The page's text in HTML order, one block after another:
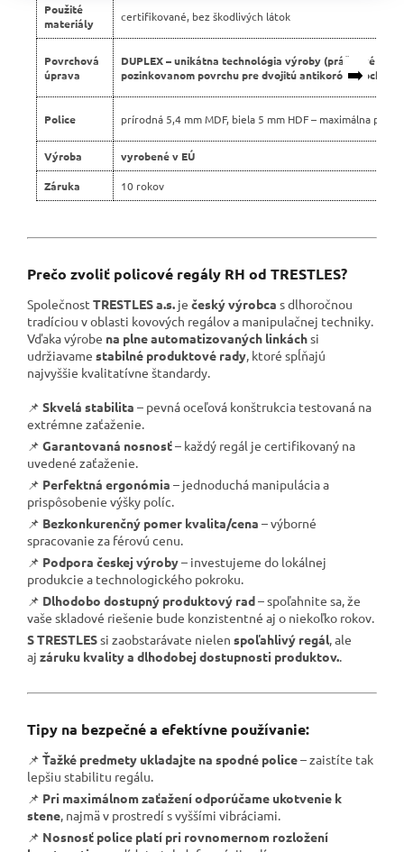
➡️
Použité
materiály
certifikované, bez škodlivých látok
Povrchová
úprava
DUPLEX – unikátna technológia výroby (práškové
pozinkovanom povrchu pre dvojitú antikoróznu
Police prírodná 5,4 mm MDF, biela 5 mm HDF – maximálna
Výroba vyrobené v EÚ
Záruka 10 rokov
Prečo zvoliť policové regály RH od TRESTLES?
Společnost TRESTLES a.s. je český výrobca s dlhoročnou
tradíciou v oblasti kovových regálov a manipulačnej techniky.
Vďaka výrobe na plne automatizovaných linkáchsi
udržiavame stabilné produktové rady , ktoré spĺňajú
najvyššie kvalitatívne štandardy.
📌 Skvelá stabilita – pevná oceľová konštrukcia testovaná na
extrémne zaťaženie.
📌 Garantovaná nosnosť– každý regál je certifikovaný na
uvedené zaťaženie.
📌 Perfektná ergonómia – jednoduchá manipulácia a
prispôsobenie výšky políc.
📌 Bezkonkurenčný pomer kvalita/cena – výborné
spracovanie za férovú cenu.
📌 Podpora českej výroby– investujeme do lokálnej
produkcie a technologického pokroku.
📌 Dlhodobo dostupný produktový rad– spoľahnite sa, že
vaše skladové riešenie bude konzistentné aj o niekoľko rokov.
S TRESTLESsi zaobstarávate nielen spoľahlivý regál , ale
aj záruku kvality a dlhodobej dostupnosti produktov.
Tipy na bezpečné a efektívne používanie:
📌 Ťažké predmety ukladajte na spodné police– zaistíte tak
lepšiu stabilitu regálu.
📌 Pri maximálnom zaťažení odporúčame ukotvenie k
stene , najmä v prostredí s vyššími vibráciami.
📌 Nosnosť police platí pri rovnomernom rozložení